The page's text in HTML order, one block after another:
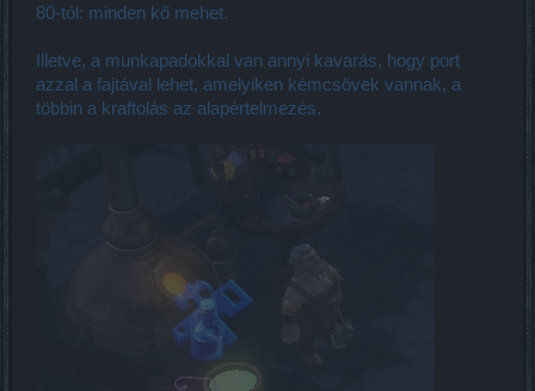
80-tól: minden kő mehet.
Illetve, a munkapadokkal van annyi kavarás, hogy port
azzal a fajtával lehet, amelyiken kémcsövek vannak, a
többin a kraftolás az alapértelmezés.